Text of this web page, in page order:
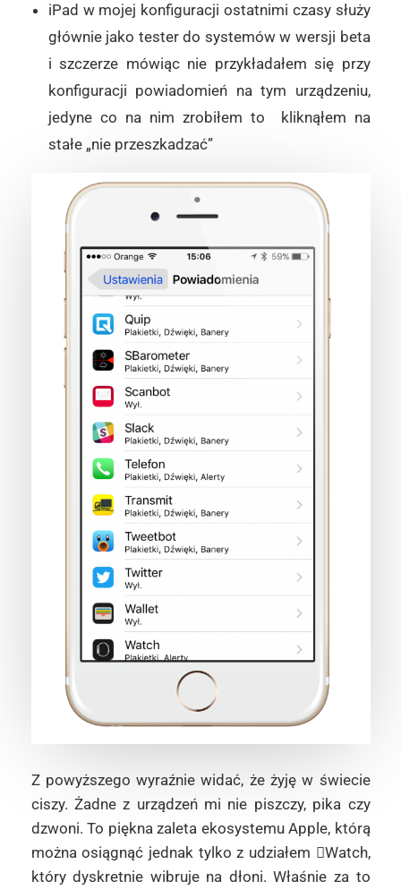
iPad w mojej konfiguracji ostatnimi czasy służy
głównie jako tester do systemów w wersji beta
i szczerze mówiąc nie przykładałem się przy
konfiguracji powiadomień na tym urządzeniu,
jedyne co na nim zrobiłem to kliknąłem na
stałe „nie przeszkadzać”
Z powyższego wyraźnie widać, że żyję w świecie
ciszy. Żadne z urządzeń mi nie piszczy, pika czy
dzwoni. To piękna zaleta ekosystemu Apple, którą
można osiągnąć jednak tylko z udziałem Watch,
który dyskretnie wibruje na dłoni. Właśnie za to